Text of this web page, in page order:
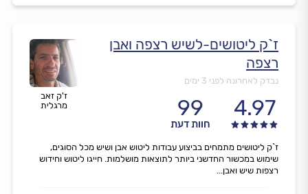
ז'ק זאב
מרגלית
ז`ק ליטושים-לשיש רצפה ואבן
רצפה
נבדק לאחרונה לפני 3 ימים
4.97
99
חוות דעת
ז`ק ליטושים מתמחים בביצוע עבודות ליטוש אבן ושיש מכל הסוגים,
שימוש במכשור החדשני ביותר לתוצאות מושלמות. חייגו ליטוש וחידוש
רצפות שיש ואבן...